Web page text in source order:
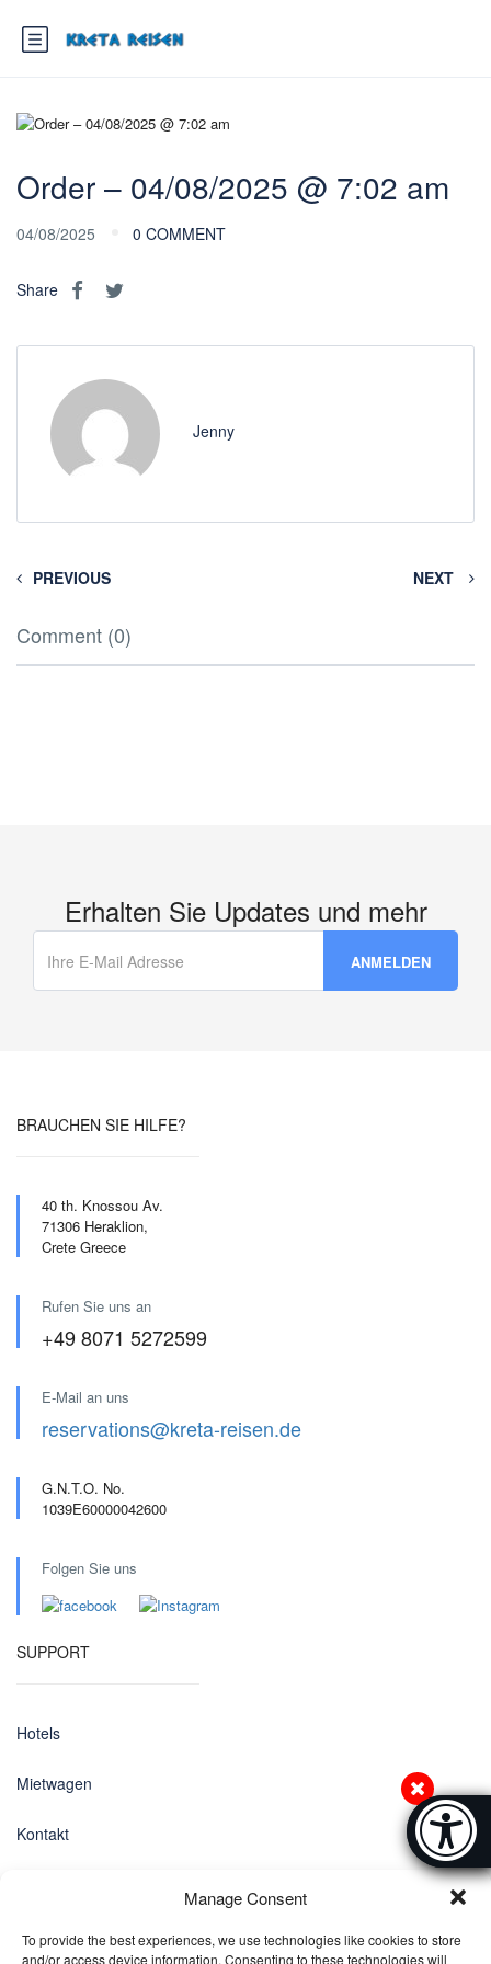
Manage Consent
To provide the best experiences, we use technologies like cookies to store
and/or access device information. Consenting to these technologies will
Order – 04/08/2025 @ 7:02 am
04/08/2025 0 COMMENT
Share
Jenny
PREVIOUS NEXT
Comment (0)
Erhalten Sie Updates und mehr
BRAUCHEN SIE HILFE?
40 th. Knossou Av.
71306 Heraklion,
Crete Greece
Rufen Sie uns an
+49 8071 5272599
E-Mail an uns
reservations@kreta-reisen.de
G.N.T.O. No.
1039E60000042600
Folgen Sie uns
SUPPORT
Hotels
Mietwagen
Kontakt